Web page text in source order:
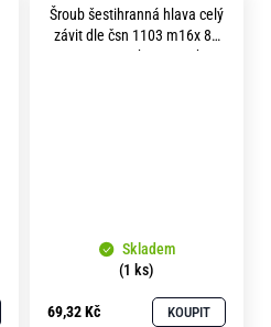
Šroub šestihranná hlava celý
závit dle čsn 1103 m16x 85
pevnost 5.6 bez povrchu
Skladem
(1 ks)
69,32 Kč KOUPIT